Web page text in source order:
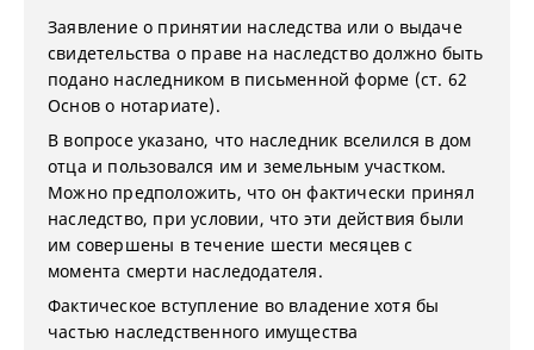
Заявление о принятии наследства или о выдаче
свидетельства о праве на наследство должно быть
подано наследником в письменной форме (ст. 62
Основ о нотариате).
В вопросе указано, что наследник вселился в дом
отца и пользовался им и земельным участком.
Можно предположить, что он фактически принял
наследство, при условии, что эти действия были
им совершены в течение шести месяцев с
момента смерти наследодателя.
Фактическое вступление во владение хотя бы
частью наследственного имущества